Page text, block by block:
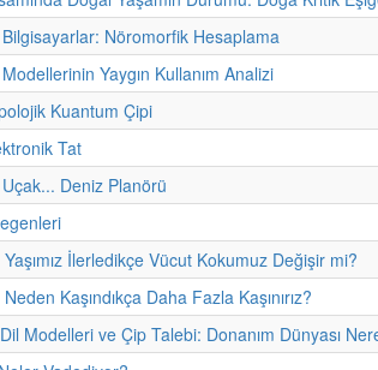
Bilgisayarlar: Nöromorfik Hesaplama
Yaygın Kullanım Analizi
Kuantum Çipi
Tat
Deniz Planörü
İlerledikçe Vücut Kokumuz Değişir mi?
Kaşındıkça Daha Fazla Kaşınırız?
Modelleri ve Çip Talebi: Donanım Dünyası